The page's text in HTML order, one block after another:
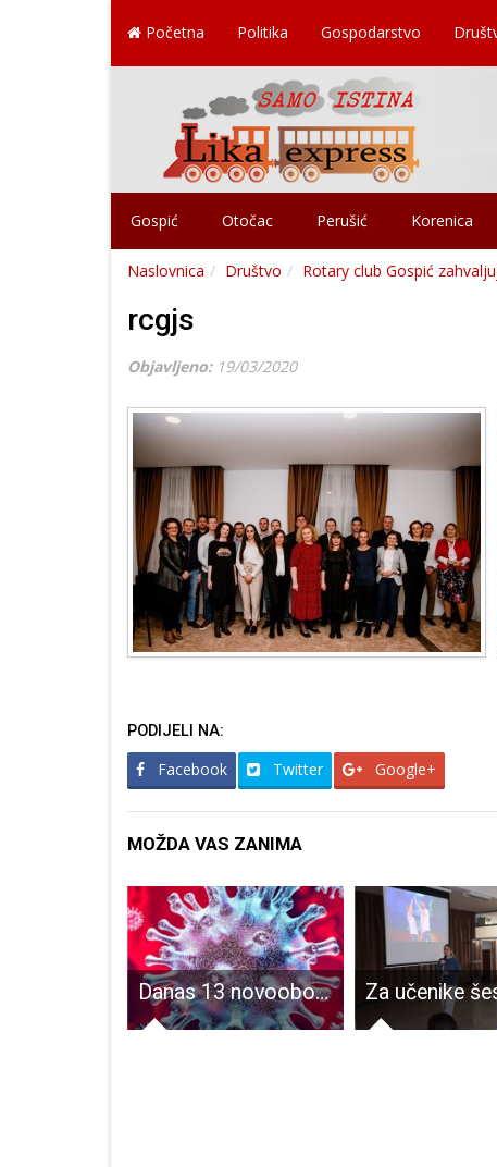
Početna Politika Gospodarstvo
Gospić Otočac Perušić Korenica
Naslovnica Društvo Rotary club Gospić
rcgjs
Objavljeno: 19/03/2020
PODIJELI NA:
Facebook Twitter Google+
MOŽDA VAS ZANIMA
Danas 13 novooboljelih od COVID-19